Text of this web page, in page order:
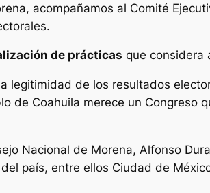
acompañamos al Comité
de prácticas que considera
legitimidad de los resultados
de Coahuila merece un Congreso
Nacional de Morena, Alfonso
país, entre ellos Ciudad de